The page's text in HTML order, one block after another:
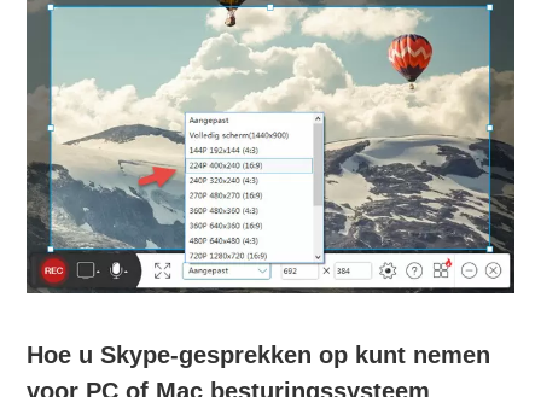
Hoe u Skype-gesprekken op kunt nemen
voor PC of Mac besturingssysteem